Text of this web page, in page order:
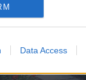
Data Access